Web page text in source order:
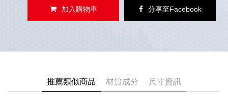
加入購物車 分享至Facebook
推薦類似商品 材質成分 尺寸資訊